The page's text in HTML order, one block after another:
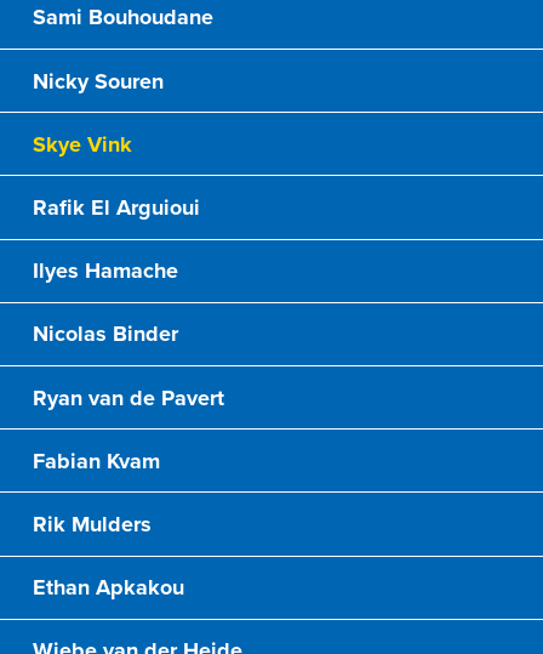
Sami Bouhoudane
Nicky Souren
Skye Vink
Rafik El Arguioui
Ilyes Hamache
Nicolas Binder
Ryan van de Pavert
Fabian Kvam
Rik Mulders
Ethan Apkakou